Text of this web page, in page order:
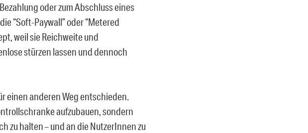
oder zum Abschluss eines
“Soft-Paywall” oder “Metered
weil sie Reichweite und
stürzen lassen und dennoch
einen anderen Weg entschieden.
aufzubauen, sondern
zu halten – und an die NutzerInnen zu